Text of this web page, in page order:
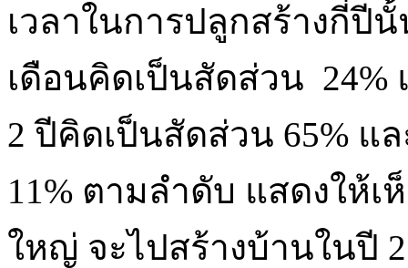
เวลาในการปลูกสร้างกี่ปี
เดือนคิดเป็นสัดส่วน 24%
2 ปีคิดเป็นสัดส่วน 65% แ
11% ตามลำดับ แสดงให้
ใหญ่ จะไปสร้างบ้านในปี